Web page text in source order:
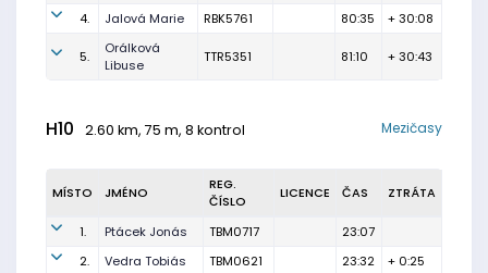
4. Jalová Marie RBK5761 80:35 + 30:08
5.
Orálková
Libuse
TTR5351 81:10 + 30:43
H10 2.60 km, 75 m, 8 kontrol Mezičasy
MÍSTO JMÉNO
REG.
ČÍSLO
LICENCE ČAS ZTRÁTA
1. Ptácek Jonás TBM0717
23:07
2.
Vedra Tobiás TBM0621 23:32
+ 0:25